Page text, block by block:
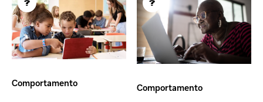
Comportamento Comportamento